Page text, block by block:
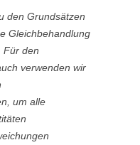
den Grundsätzen
Gleichbehandlung
Für den
verwenden wir
um alle